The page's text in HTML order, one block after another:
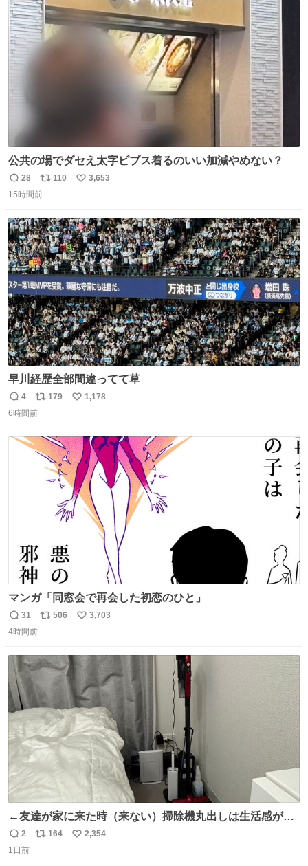
数
公共の場でダセえ太字ビブス着るのいい加減やめない？
返
信
28
リ
ポ
ト
数
110
い
数
3,653
15時間前
早川経歴全部間違ってて草
返
信
4
リ
ポ
ト
数
179
い
数
1,178
6時間前
マンガ「同窓会で再会した初恋のひと」
返
信
31
リ
ト
506
い
数
3,703
4時間前
←友達が家に来た時（来ない）掃除機丸出しは生活感が出
てかっこ悪いなぁ →せや
返
信
2
リ
164
い
2,354
1日前